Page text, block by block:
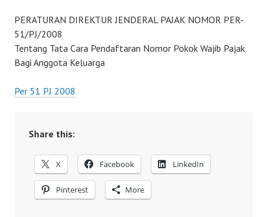
PERATURAN DIREKTUR JENDERAL PAJAK NOMOR PER-
51/PJ/2008
Tentang Tata Cara Pendaftaran Nomor Pokok Wajib Pajak
Bagi Anggota Keluarga
Per 51 PJ 2008
Share this:
X Facebook LinkedIn
Pinterest More